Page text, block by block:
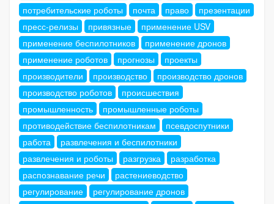
потребительские роботы
почта право
презентации
пресс-релизы
привязные
применение USV
применение беспилотников
применение дронов
применение роботов
прогнозы
проекты
производители
производство
производство дронов
производство роботов
происшествия
промышленность
промышленные роботы
противодействие беспилотникам
псевдоспутники
работа
развлечения и беспилотники
развлечения и роботы
разгрузка
разработка
распознавание речи
растениеводство
регулирование
регулирование дронов